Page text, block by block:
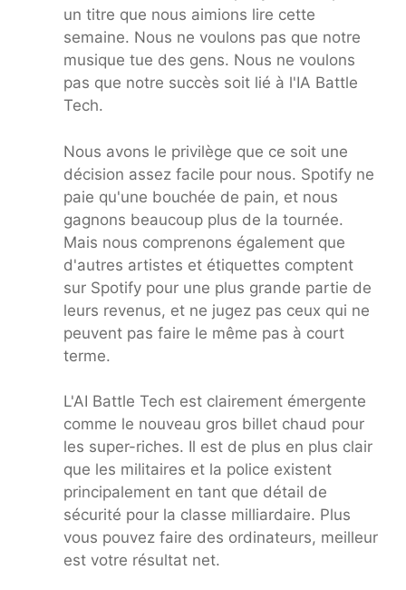
un titre que nous aimions lire cette
semaine. Nous ne voulons pas que notre
musique tue des gens. Nous ne voulons
pas que notre succès soit lié à l'IA Battle
Tech.
Nous avons le privilège que ce soit une
décision assez facile pour nous. Spotify ne
paie qu'une bouchée de pain, et nous
gagnons beaucoup plus de la tournée.
Mais nous comprenons également que
d'autres artistes et étiquettes comptent
sur Spotify pour une plus grande partie de
leurs revenus, et ne jugez pas ceux qui ne
peuvent pas faire le même pas à court
terme.
L'AI Battle Tech est clairement émergente
comme le nouveau gros billet chaud pour
les super-riches. Il est de plus en plus clair
que les militaires et la police existent
principalement en tant que détail de
sécurité pour la classe milliardaire. Plus
vous pouvez faire des ordinateurs, meilleur
est votre résultat net.